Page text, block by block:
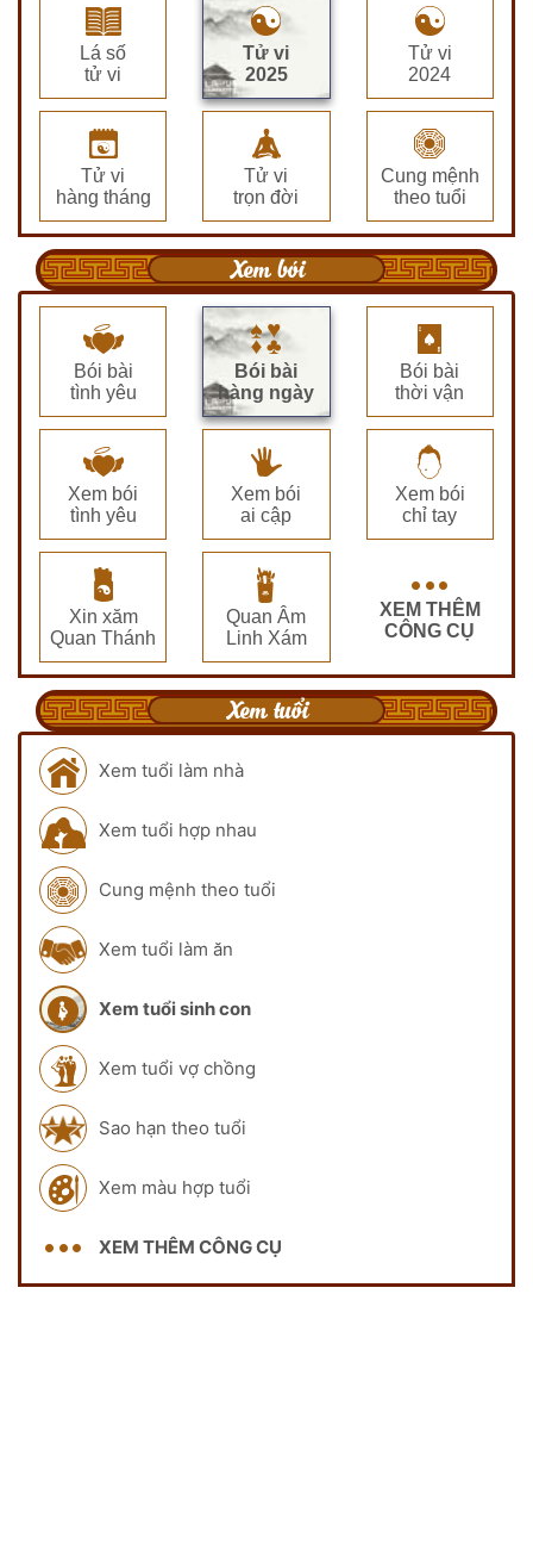
Lá số
tử vi
Tử vi
2025
Tử vi
2024
Tử vi
hàng tháng
Tử vi
trọn đời
Cung mệnh
theo tuổi
Xem bói
Bói bài
tình yêu
Bói bài
hàng ngày
Bói bài
thời vận
Xem bói
tình yêu
Xem bói
ai cập
Xem bói
chỉ tay
Xin xăm
Quan Thánh
Quan Âm
Linh Xám
XEM THÊM
CÔNG CỤ
Xem tuổi
Xem tuổi làm nhà
Xem tuổi hợp nhau
Cung mệnh theo tuổi
Xem tuổi làm ăn
Xem tuổi sinh con
Xem tuổi vợ chồng
Sao hạn theo tuổi
Xem màu hợp tuổi
XEM THÊM CÔNG CỤ